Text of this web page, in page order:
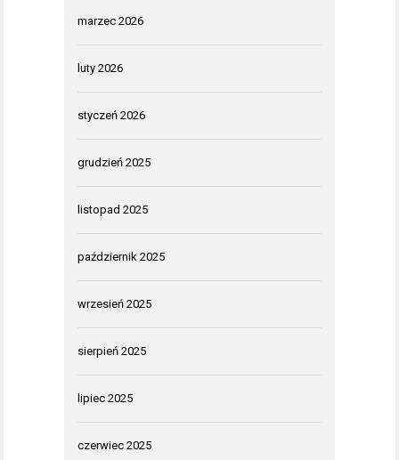
marzec 2026
luty 2026
styczeń 2026
grudzień 2025
listopad 2025
październik 2025
wrzesień 2025
sierpień 2025
lipiec 2025
czerwiec 2025